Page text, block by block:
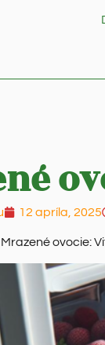
12 apríla, 2025
Mrazené ovocie: